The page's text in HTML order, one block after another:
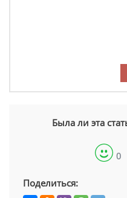
Была ли эта
0
Поделиться: